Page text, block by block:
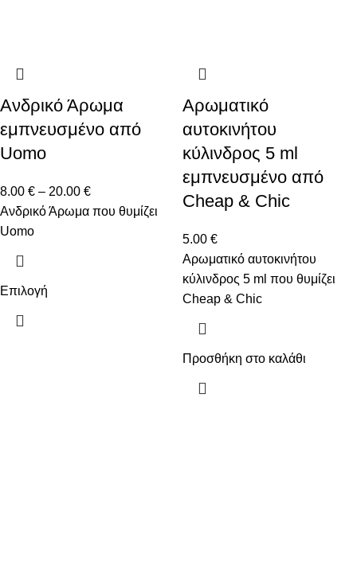
Ανδρικό Άρωμα
εμπνευσμένο από
Uomo
8.00 € – 20.00 €
Ανδρικό Άρωμα που θυμίζει
Uomo
Επιλογή
Αρωματικό
αυτοκινήτου
κύλινδρος 5 ml
εμπνευσμένο από
Cheap & Chic
5.00 €
Αρωματικό αυτοκινήτου
κύλινδρος 5 ml που θυμίζει
Cheap & Chic
Προσθήκη στο καλάθι